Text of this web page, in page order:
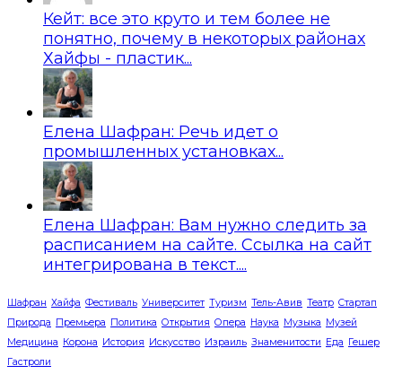
Кейт: все это круто и тем более не
понятно, почему в некоторых районах
Хайфы - пластик...
Елена Шафран: Речь идет о
промышленных установках...
Елена Шафран: Вам нужно следить за
расписанием на сайте. Ссылка на сайт
интегрирована в текст....
Шафран Хайфа Фестиваль Университет Туризм Тель-Авив Театр Стартап
Природа Премьера Политика Открытия Опера Наука Музыка Музей
Медицина Корона История Искусство Израиль Знаменитости Еда Гешер
Гастроли